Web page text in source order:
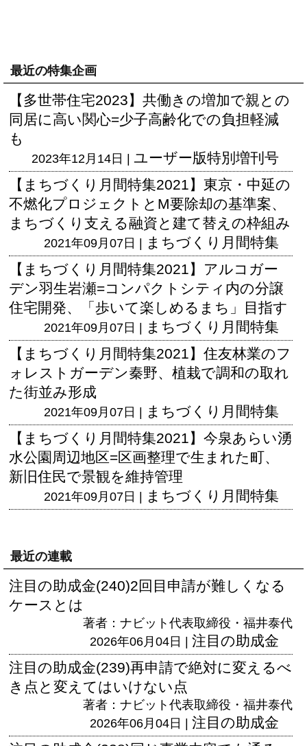
最近の特集企画
【多世帯住宅2023】共働きの増加で親との
同居に高い関心=少子高齢化での負担軽減
も
2023年12月14日 | ユーザー版特別増刊号
【まちづくり月間特集2021】東京・中延の
不燃化プロジェクトとM要除却の基準案、
まちづくり支える融資と建て替えの枠組み
2021年09月07日 | まちづくり月間特集
【まちづくり月間特集2021】アルコガー
デン羽生岩瀬=コンパクトシティ内の分譲
住宅開発、「歩いて楽しめるまち」目指す
2021年09月07日 | まちづくり月間特集
【まちづくり月間特集2021】住友林業のフ
ォレストガーデン秦野、植栽で調和の取れ
た街並み形成
2021年09月07日 | まちづくり月間特集
【まちづくり月間特集2021】今泉あらい湧
水公園周辺地区=区画整理で生まれた町、
新旧住民で景観を維持管理
2021年09月07日 | まちづくり月間特集
最近の連載
注目の助成金(240)2回目申請が難しくなる
ケースとは
著者：ナビット代表取締役・福井泰代
2026年06月04日 | 注目の助成金
注目の助成金(239)再申請で絶対に変えるべ
き点と変えてはいけない点
著者：ナビット代表取締役・福井泰代
2026年06月04日 | 注目の助成金